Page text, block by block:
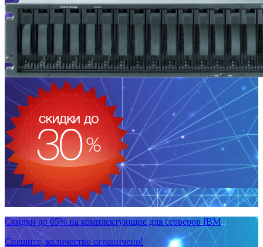
Скидки до 65% на комплектующие для серверов IBM
Спешите, количество ограничено!